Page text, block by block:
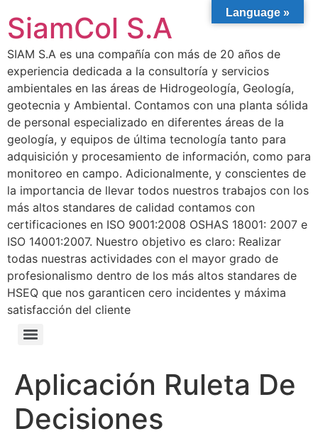
SiamCol S.A
SIAM S.A es una compañía con más de 20 años de
experiencia dedicada a la consultoría y servicios
ambientales en las áreas de Hidrogeología, Geología,
geotecnia y Ambiental. Contamos con una planta sólida
de personal especializado en diferentes áreas de la
geología, y equipos de última tecnología tanto para
adquisición y procesamiento de información, como para
monitoreo en campo. Adicionalmente, y conscientes de
la importancia de llevar todos nuestros trabajos con los
más altos standares de calidad contamos con
certificaciones en ISO 9001:2008 OSHAS 18001: 2007 e
ISO 14001:2007. Nuestro objetivo es claro: Realizar
todas nuestras actividades con el mayor grado de
profesionalismo dentro de los más altos standares de
HSEQ que nos garanticen cero incidentes y máxima
satisfacción del cliente
Aplicación Ruleta De
Decisiones
Language »